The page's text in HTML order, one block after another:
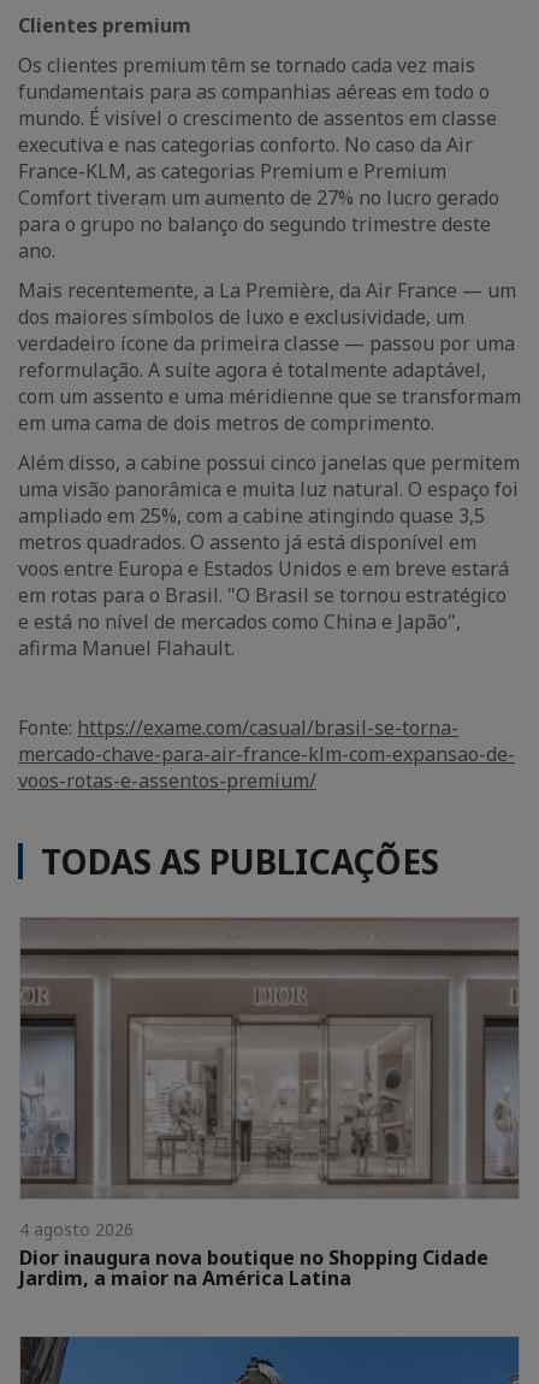
Clientes premium
Os clientes premium têm se tornado cada vez mais
fundamentais para as companhias aéreas em todo o
mundo. É visível o crescimento de assentos em classe
executiva e nas categorias conforto. No caso da Air
France-KLM, as categorias Premium e Premium
Comfort tiveram um aumento de 27% no lucro gerado
para o grupo no balanço do segundo trimestre deste
ano.
Mais recentemente, a La Première, da Air France — um
dos maiores símbolos de luxo e exclusividade, um
verdadeiro ícone da primeira classe — passou por uma
reformulação. A suíte agora é totalmente adaptável,
com um assento e uma méridienne que se transformam
em uma cama de dois metros de comprimento.
Além disso, a cabine possui cinco janelas que permitem
uma visão panorâmica e muita luz natural. O espaço foi
ampliado em 25%, com a cabine atingindo quase 3,5
metros quadrados. O assento já está disponível em
voos entre Europa e Estados Unidos e em breve estará
em rotas para o Brasil. "O Brasil se tornou estratégico
e está no nível de mercados como China e Japão",
afirma Manuel Flahault.
Fonte: https://exame.com/casual/brasil-se-torna-
mercado-chave-para-air-france-klm-com-expansao-de-
voos-rotas-e-assentos-premium/
TODAS AS PUBLICAÇÕES
4 agosto 2026
Dior inaugura nova boutique no Shopping Cidade
Jardim, a maior na América Latina